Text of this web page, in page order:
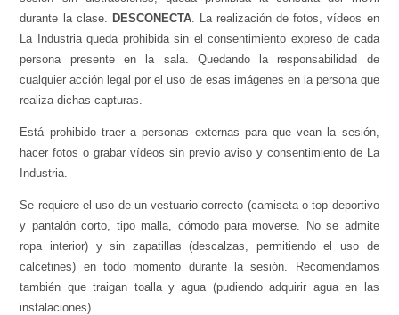
durante la clase. DESCONECTA. La realización de fotos, vídeos en
La Industria queda prohibida sin el consentimiento expreso de cada
persona presente en la sala. Quedando la responsabilidad de
cualquier acción legal por el uso de esas imágenes en la persona que
realiza dichas capturas.
Está prohibido traer a personas externas para que vean la sesión,
hacer fotos o grabar vídeos sin previo aviso y consentimiento de La
Industria.
Se requiere el uso de un vestuario correcto (camiseta o top deportivo
y pantalón corto, tipo malla, cómodo para moverse. No se admite
ropa interior) y sin zapatillas (descalzas, permitiendo el uso de
calcetines) en todo momento durante la sesión. Recomendamos
también que traigan toalla y agua (pudiendo adquirir agua en las
instalaciones).